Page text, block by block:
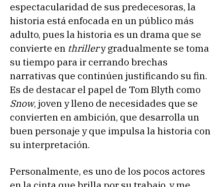
espectacularidad de sus predecesoras, la
historia está enfocada en un público más
adulto, pues la historia es un drama que se
convierte en thrillery gradualmente se toma
su tiempo para ir cerrando brechas
narrativas que continúen justificando su fin.
Es de destacar el papel de Tom Blyth como
Snow, joven y lleno de necesidades que se
convierten en ambición, que desarrolla un
buen personaje y que impulsa la historia con
su interpretación.
Personalmente, es uno de los pocos actores